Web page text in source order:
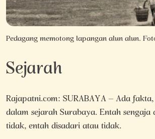
Pedagang memotong lapangan alun alun.
Sejarah
Rajapatni.com: SURABAYA – Ada
dalam sejarah Surabaya. Entah
tidak, entah disadari atau tidak.